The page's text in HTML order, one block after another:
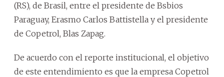
(RS), de Brasil, entre el presidente de Bsbios
Paraguay, Erasmo Carlos Battistella y el presidente
de Copetrol, Blas Zapag.
De acuerdo con el reporte institucional, el objetivo
de este entendimiento es que la empresa Copetrol